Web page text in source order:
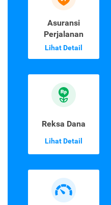
Asuransi
Perjalanan
Lihat Detail
Reksa Dana
Lihat Detail